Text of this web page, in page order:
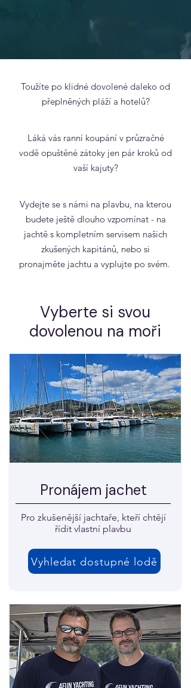
Toužíte po klidné dovolené daleko od
přeplněných pláží a hotelů?
Láká vás ranní koupání v průzračné
vodě opuštěné zátoky jen pár kroků od
vaší kajuty?
Vydejte se s námi na plavbu, na kterou
budete ještě dlouho vzpomínat - na
jachtě s kompletním servisem našich
zkušených kapitánů, nebo si
pronajměte jachtu a vyplujte po svém.
Vyberte si svou
dovolenou na moři
Pronájem jachet
Pro zkušenější jachtaře, kteří chtějí
řídit vlastní plavbu
Vyhledat dostupné lodě